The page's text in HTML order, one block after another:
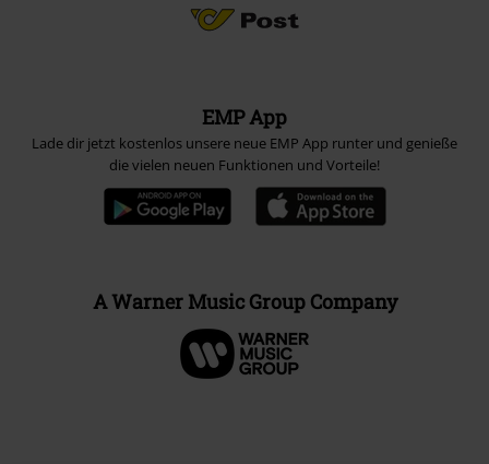
EMP App
Lade dir jetzt kostenlos unsere neue EMP App runter und genieße
die vielen neuen Funktionen und Vorteile!
A Warner Music Group Company